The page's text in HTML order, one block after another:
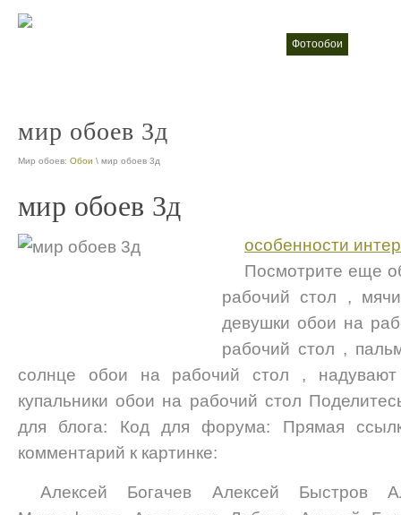
фотообои
мир обоев 3д
Мир обоев: Обои \ мир обоев 3д
мир обоев 3д
особенности
Посмотрите еще
рабочий стол ,
девушки обои на
рабочий стол ,
солнце обои на рабочий стол ,
купальники обои на рабочий стол
для блога: Код для форума: Прямая
комментарий к картинке:
Алексей Богачев Алексей Быстров